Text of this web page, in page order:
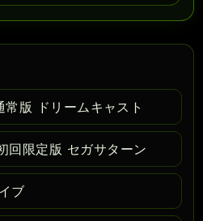
版 ドリームキャスト
回限定版 セガサターン
ブ